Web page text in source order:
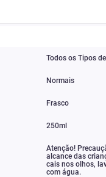
Todos os Tipos
Normais
Frasco
250ml
Atenção!
alcance das
cais nos olhos,
com água.